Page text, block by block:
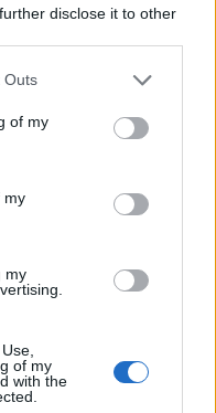
disclose it to other
Outs
of my
my
my
of my
with the